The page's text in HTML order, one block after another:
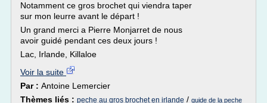
Notamment ce gros brochet qui viendra taper
sur mon leurre avant le départ !
Un grand merci a Pierre Monjarret de nous
avoir guidé pendant ces deux jours !
Lac, Irlande, Killaloe
Voir la suite
Par : Antoine Lemercier
Thèmes liés : peche au gros brochet en irlande / guide de la peche